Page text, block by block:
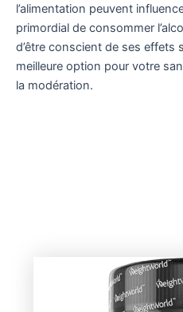
l’alimentation peuvent
primordial de consommer
d’être conscient de ses effets
meilleure option pour votre
la modération.